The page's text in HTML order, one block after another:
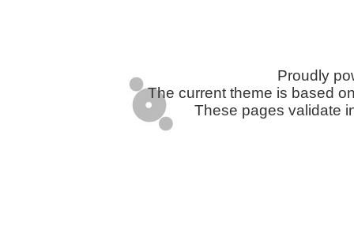
Proudly
The current theme is based
These pages validate